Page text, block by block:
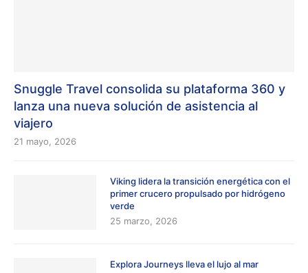
Snuggle Travel consolida su plataforma 360 y
lanza una nueva solución de asistencia al
viajero
21 mayo, 2026
Viking lidera la transición energética con el
primer crucero propulsado por hidrógeno
verde
25 marzo, 2026
Explora Journeys lleva el lujo al mar